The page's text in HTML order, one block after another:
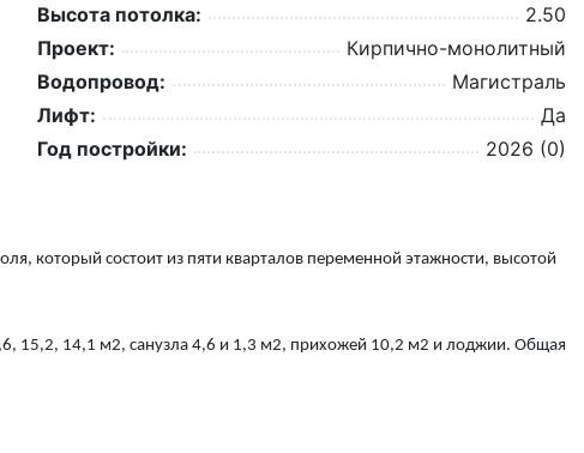
Высота потолка:
2.50
Проект:
Кирпично-монолитный
Водопровод:
Магистраль
Лифт:
Да
Год постройки:
2026 (0)
состоит из пяти кварталов переменной этажности, высотой
15,2, 14,1 м2, санузла 4,6 и 1,3 м2, прихожей 10,2 м2 и лоджии. Общая